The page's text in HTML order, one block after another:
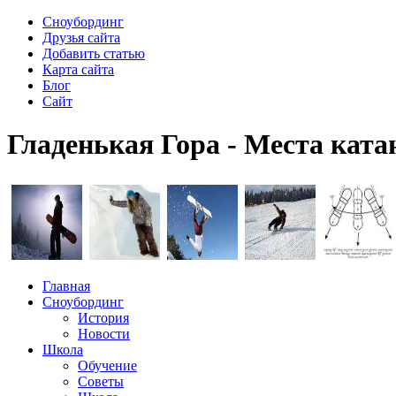
Сноубординг
Друзья сайта
Добавить статью
Карта сайта
Блог
Сайт
Гладенькая Гора - Места
Главная
Сноубординг
История
Новости
Школа
Обучение
Советы